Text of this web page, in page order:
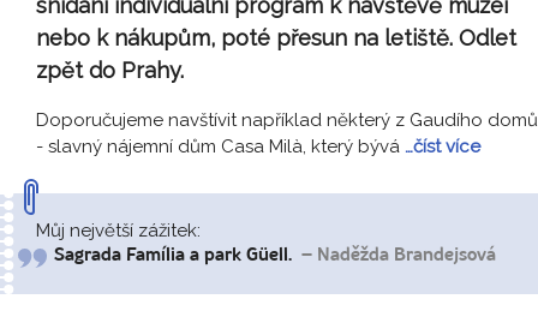
snídani individuální program k návštěvě muzeí
nebo k nákupům, poté přesun na letiště. Odlet
zpět do Prahy.
Doporučujeme navštívit například některý z Gaudího domů
- slavný nájemní dům Casa Milà, který bývá …číst více
Můj největší zážitek:
Sagrada Família a park Güell. – Naděžda Brandejsová